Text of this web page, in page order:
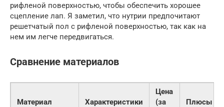
рифленой поверхностью, чтобы обеспечить хорошее
сцепление лап. Я заметил, что нутрии предпочитают
решетчатый пол с рифленой поверхностью, так как на
нем им легче передвигаться.
Сравнение материалов
Материал Характеристики
Цена
(за
Плюсы